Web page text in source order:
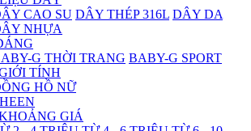
CAO SU DÂY THÉP 316L DÂY DA
NHỰA
G THỜI TRANG BABY-G SPORT
TÍNH
HỒ NỮ
GIÁ